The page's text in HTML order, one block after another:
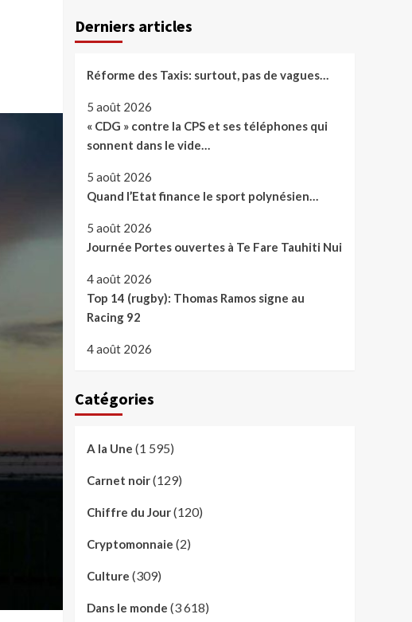
Derniers articles
Réforme des Taxis: surtout, pas de vagues…
5 août 2026
« CDG » contre la CPS et ses téléphones qui
sonnent dans le vide…
5 août 2026
Quand l’Etat finance le sport polynésien…
5 août 2026
Journée Portes ouvertes à Te Fare Tauhiti Nui
4 août 2026
Top 14 (rugby): Thomas Ramos signe au
Racing 92
4 août 2026
Catégories
A la Une (1 595)
Carnet noir(129)
Chiffre du Jour(120)
Cryptomonnaie (2)
Culture (309)
Dans le monde (3 618)